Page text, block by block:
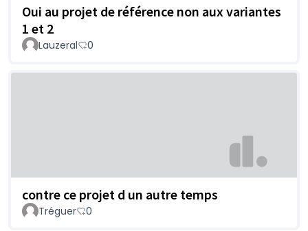
Oui au projet de référence non aux variantes
1 et 2
Lauzeral 0
contre ce projet d un autre temps
Tréguer 0